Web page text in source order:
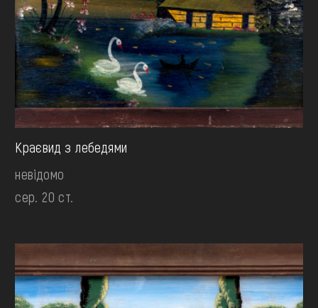
Краєвид з лебедями
невідомо
сер. 20 ст.